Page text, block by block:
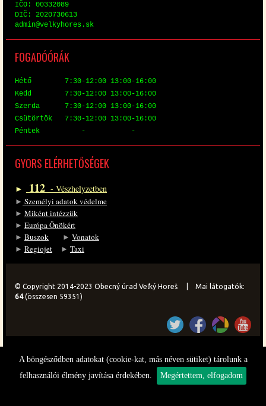
A böngésződben adatokat (cookie-kat, más néven sütiket) tárolunk a
felhasználói élmény javítása érdekében.
Megértettem, elfogadom
IČO: 00332089
DIČ: 2020730613
ad­min@​vel​kyho​res.​sk
FO­GA­DÓ­ÓRÁK
Hé­tő 7:30-12:00 13:00-16:00
Kedd 7:30-12:00 13:00-16:00
Szer­da 7:30-12:00 13:00-16:00
Csü­tör­tök 7:30-12:00 13:00-16:00
Pén­tek - -
GYORS EL­ÉR­HE­TŐ­SÉ­GEK
► 112 - Vész­hely­zet­ben
► Sze­mé­lyi ada­tok vé­del­me
► Mi­ként in­téz­zük
► Eu­ró­pa Önö­kért
► Bu­szok ► Vo­na­tok
► Re­gi­o­jet ► Ta­xi
© Copyright 2014-2023 Obecný úrad Veľký Horeš | Mai látogatók:
64(összesen 59351)